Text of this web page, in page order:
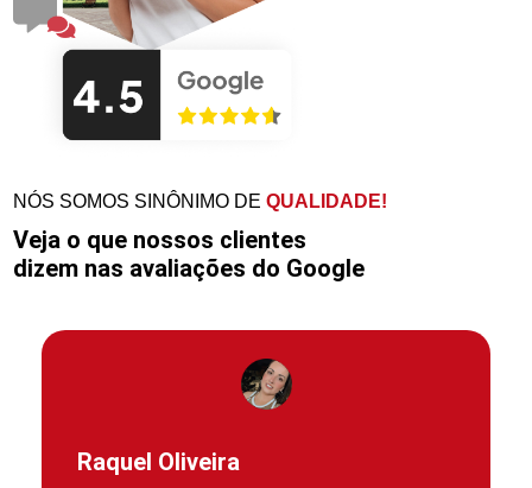
NÓS SOMOS SINÔNIMO DEQUALIDADE!
Veja o que nossos clientes
dizem nas avaliações do Google
Raquel Oliveira